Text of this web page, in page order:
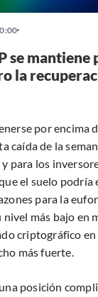
se mantiene
la
por encima
caída de la
para los
el suelo podría
para la
nivel más bajo en
criptográfico
más fuerte.
posición